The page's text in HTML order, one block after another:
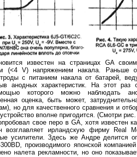
Dissipation (max) 40 W 845: D.C. Plate Voltage 1250 D.C.
известен на страницах GA
(<4 V) напряжением накала. Раньше
с питанием накала от батарей,
анодных характеристик. На этот раз
которого можно наблюдать
оценка, быть может,
но для качественного сравнения и
вполне пригодится. (Смотри
свое перо в GA, хотя известен
ирландскую фирму Real
усилители. Здесь же Андре делится
производимого японской
налета рекламности, но оно